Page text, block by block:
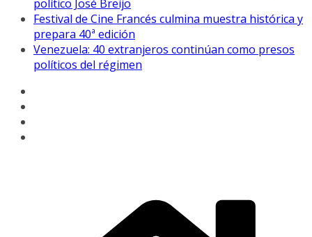
político José Breijo
Festival de Cine Francés culmina muestra histórica y
prepara 40ª edición
Venezuela: 40 extranjeros continúan como presos
políticos del régimen